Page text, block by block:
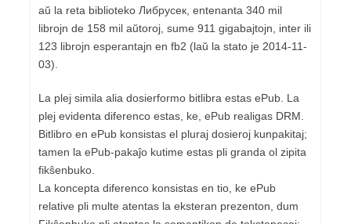
aŭ la reta biblioteko Либрусек, entenanta 340 mil
librojn de 158 mil aŭtoroj, sume 911 gigabajtojn, inter ili
123 librojn esperantajn en fb2 (laŭ la stato je 2014-11-
03).
La plej simila alia dosierformo bitlibra estas ePub. La
plej evidenta diferenco estas, ke, ePub realigas DRM.
Bitlibro en ePub konsistas el pluraj dosieroj kunpakitaj;
tamen la ePub-pakaĵo kutime estas pli granda ol zipita
fikŝenbuko.
La koncepta diferenco konsistas en tio, ke ePub
relative pli multe atentas la eksteran prezenton, dum